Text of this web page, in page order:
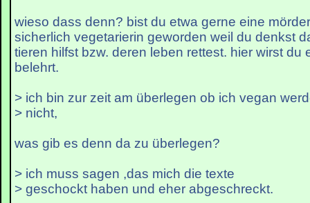
wieso dass denn? bist du etwa gerne eine
sicherlich vegetarierin geworden weil du denkst
tieren hilfst bzw. deren leben rettest. hier wirst du
belehrt.
> ich bin zur zeit am überlegen ob ich vegan
> nicht,
was gib es denn da zu überlegen?
> ich muss sagen ,das mich die texte
> geschockt haben und eher abgeschreckt.